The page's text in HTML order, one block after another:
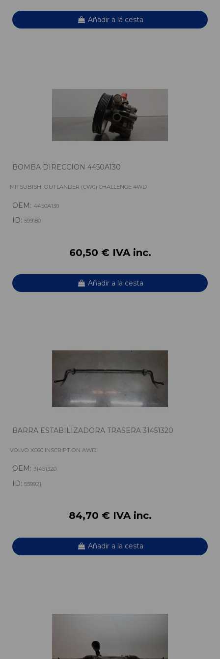
Añadir a la cesta
BOMBA DIRECCION 4450A130
MITSUBISHI OUTLANDER (CW0) CHALLENGE 4WD
OEM: 4450A130
ID: 599180
60,50 € IVA inc.
Añadir a la cesta
BARRA ESTABILIZADORA TRASERA 31451320
VOLVO XC60 INSCRIPTION AWD
OEM: 31451320
ID: 559921
84,70 € IVA inc.
Añadir a la cesta